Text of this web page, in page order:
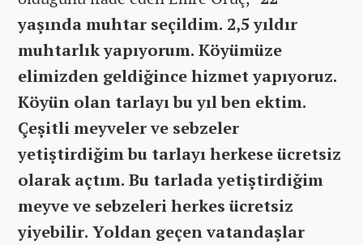
yaşında muhtar seçildim. 2,5 yıldır
muhtarlık yapıyorum. Köyümüze
elimizden geldiğince hizmet yapıyoruz.
Köyün olan tarlayı bu yıl ben ektim.
Çeşitli meyveler ve sebzeler
yetiştirdiğim bu tarlayı herkese ücretsiz
olarak açtım. Bu tarlada yetiştirdiğim
meyve ve sebzeleri herkes ücretsiz
yiyebilir. Yoldan geçen vatandaşlar